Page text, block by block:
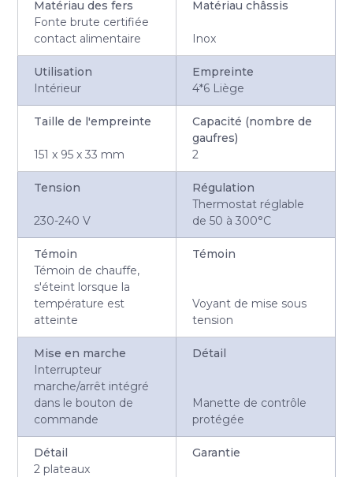
Matériau des fers
Fonte brute certifiée
contact alimentaire
Matériau châssis
Inox
Utilisation
Intérieur
Empreinte
4*6 Liège
Taille de l'empreinte
151 x 95 x 33 mm
Capacité (nombre de
gaufres)
2
Tension
230-240 V
Régulation
Thermostat réglable
de 50 à 300°C
Témoin
Témoin de chauffe,
s'éteint lorsque la
température est
atteinte
Témoin
Voyant de mise sous
tension
Mise en marche
Interrupteur
marche/arrêt intégré
dans le bouton de
commande
Détail
Manette de contrôle
protégée
Détail
2 plateaux
Garantie